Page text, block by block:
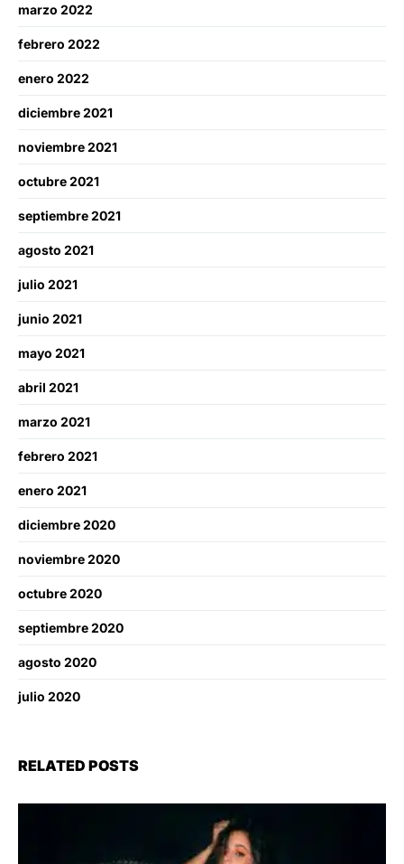
marzo 2022
febrero 2022
enero 2022
diciembre 2021
noviembre 2021
octubre 2021
septiembre 2021
agosto 2021
julio 2021
junio 2021
mayo 2021
abril 2021
marzo 2021
febrero 2021
enero 2021
diciembre 2020
noviembre 2020
octubre 2020
septiembre 2020
agosto 2020
julio 2020
RELATED POSTS